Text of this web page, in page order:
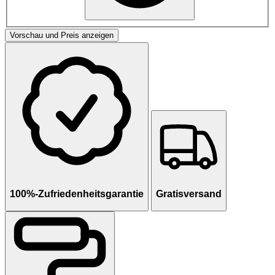
Vorschau und Preis anzeigen
100%-Zufriedenheitsgarantie Gratisversand